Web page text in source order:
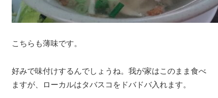
こちらも薄味です。
好みで味付けするんでしょうね。我が家はこのまま食べ
ますが、ローカルはタバスコをドバドバ入れます。